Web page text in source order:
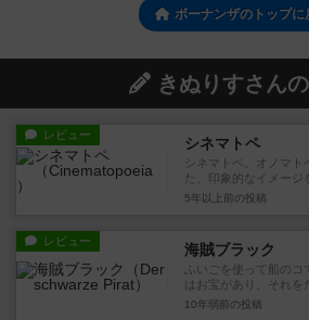
ボーナンザのトップに
きぬりすさん
レビュー シネマトペ
シネマトペ。オノマ
た、印象的なイメージ
5年以上前 の投稿
レビュー 海賊ブラック
ふいごを使って船のコ
はお宝があり、それを
10年弱前 の投稿